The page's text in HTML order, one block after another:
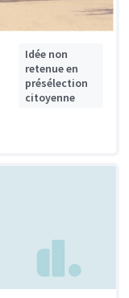
Idée non
retenue en
présélection
citoyenne